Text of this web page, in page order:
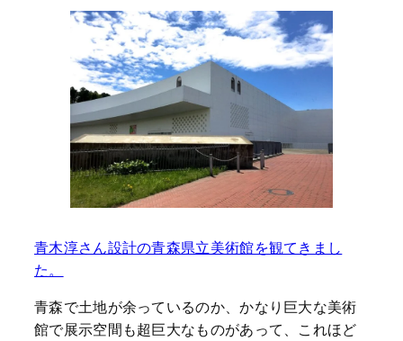
青木淳さん設計の青森県立美術館を観てきまし
た。
青森で土地が余っているのか、かなり巨大な美術
館で展示空間も超巨大なものがあって、これほど